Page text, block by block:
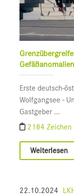
Gefäßanomalien
Erste deutsch-
Wolfgangsee -
Gastgeber ...
2184 Zeichen
Weiterlesen
22.10.2024